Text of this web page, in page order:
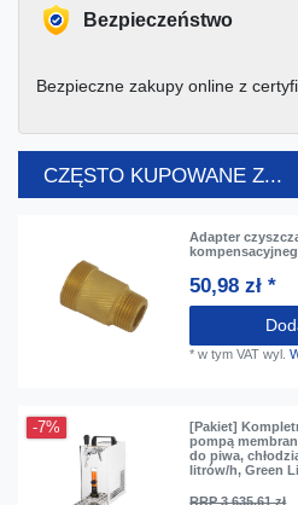
Bezpieczeństwo
Bezpieczne zakupy online z
CZĘSTO KUPOWANE Z...
Adapter
50,98 zł *
*w tym VAT wyl.
-7%
[Pakiet]
pompą
do piwa,
litrów/h, Green
RRP 3 635,61 zł